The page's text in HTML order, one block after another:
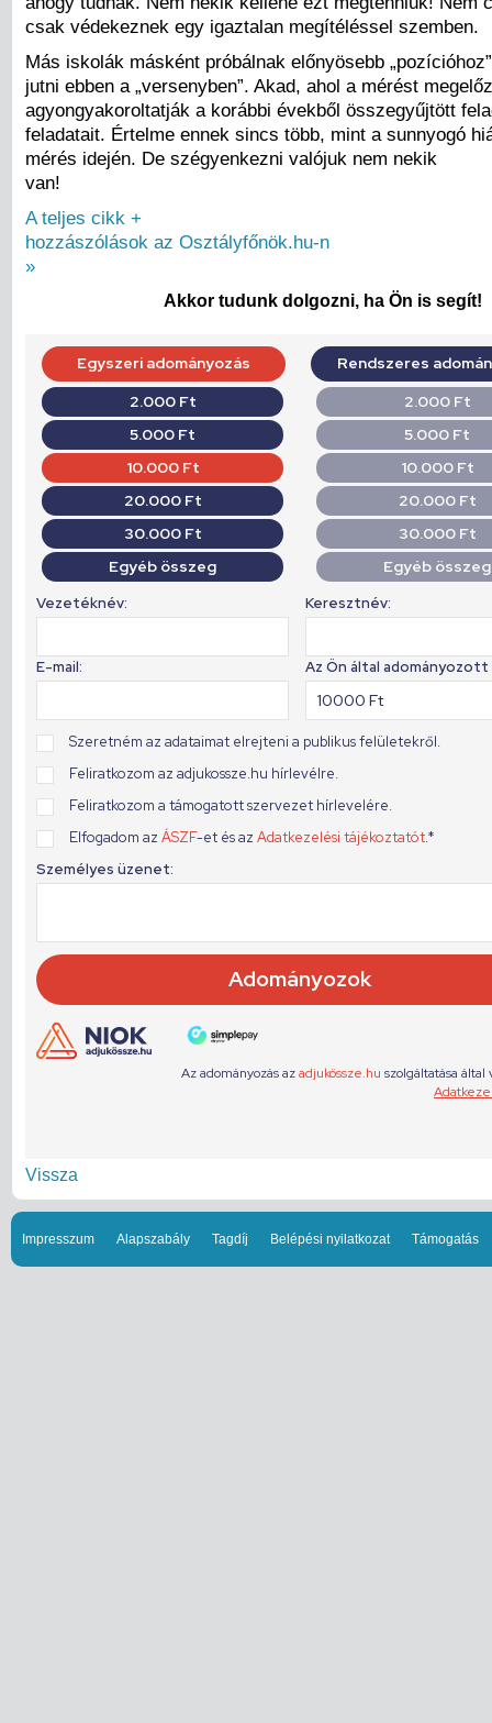
csak védekeznek egy igaztalan megítéléssel szemben.
Más iskolák másként próbálnak előnyösebb „pozícióhoz”
jutni ebben a „versenyben”. Akad, ahol a mérést
agyongyakoroltatják a korábbi évekből összegyűjtött
feladatait. Értelme ennek sincs több, mint a sunnyogó
mérés idején. De szégyenkezni valójuk nem nekik
van!
A teljes cikk +
hozzászólások az Osztályfőnök.hu-n
»
Akkor tudunk dolgozni, ha Ön is segít!
Vissza
Impresszum Alapszabály Tagdíj Belépési nyilatkozat Támogatás